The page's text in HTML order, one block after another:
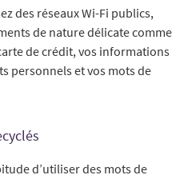
des réseaux Wi-Fi publics,
de nature délicate comme
de crédit, vos informations
personnels et vos mots de
d’utiliser des mots de